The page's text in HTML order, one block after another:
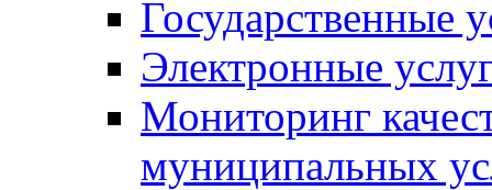
Государственные
Электронные
Мониторинг
муниципальных